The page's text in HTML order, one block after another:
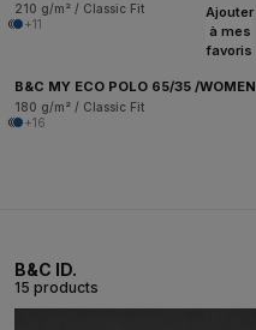
210 g/m² / Classic Fit
+11
Ajouter
à mes
favoris
B&C MY ECO POLO 65/35 /WOMEN
180 g/m² / Classic Fit
+16
B&C ID.
15 products